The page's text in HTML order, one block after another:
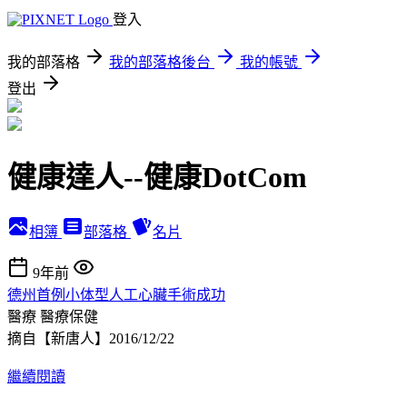
登入
我的部落格 我的部落格後台
我的帳號
登出
健康達人--健康DotCom
相簿 部落格 名片
9年前
德州首例小体型人工心臟手術成功
醫療 醫療保健
摘自【新唐人】2016/12/22
繼續閱讀